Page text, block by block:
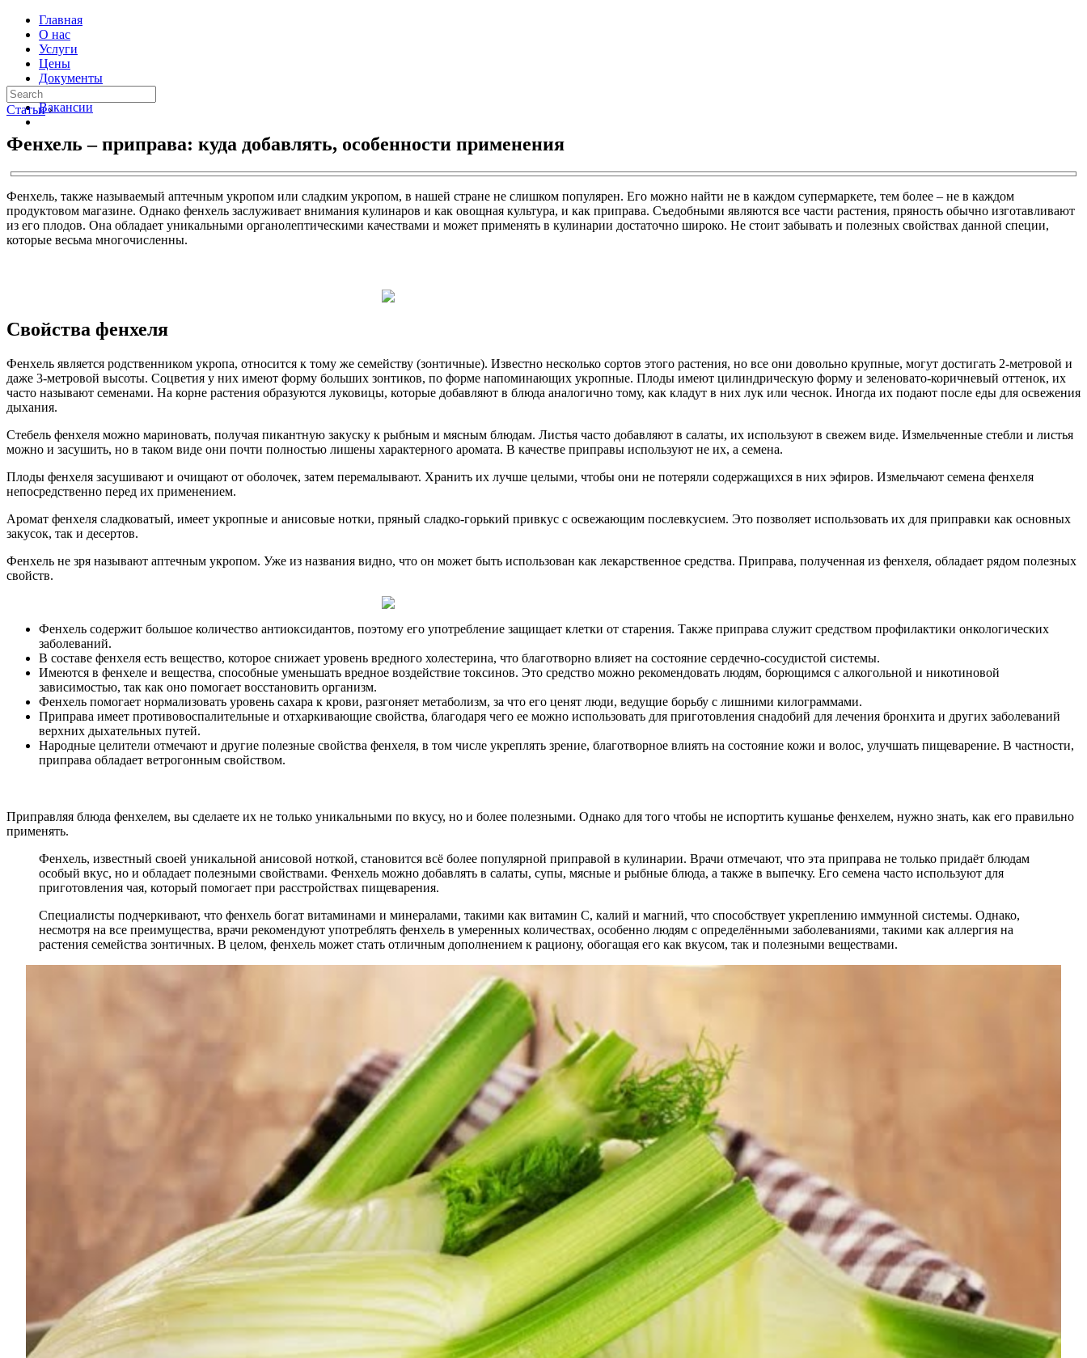
Главная
О нас
Услуги
Цены
Документы
Контакты
Вакансии
Статьи ›
Фенхель – приправа: куда добавлять, особенности применения
Фенхель, также называемый аптечным укропом или сладким укропом, в нашей стране не слишком популярен. Его можно найти не в каждом супермаркете, тем более – не в каждом
продуктовом магазине. Однако фенхель заслуживает внимания кулинаров и как овощная культура, и как приправа. Съедобными являются все части растения, пряность обычно изготавливают
из его плодов. Она обладает уникальными органолептическими качествами и может применять в кулинарии достаточно широко. Не стоит забывать и полезных свойствах данной специи,
которые весьма многочисленны.
Свойства фенхеля
Фенхель является родственником укропа, относится к тому же семейству (зонтичные). Известно несколько сортов этого растения, но все они довольно крупные, могут достигать 2-метровой и
даже 3-метровой высоты. Соцветия у них имеют форму больших зонтиков, по форме напоминающих укропные. Плоды имеют цилиндрическую форму и зеленовато-коричневый оттенок, их
часто называют семенами. На корне растения образуются луковицы, которые добавляют в блюда аналогично тому, как кладут в них лук или чеснок. Иногда их подают после еды для освежения
дыхания.
Стебель фенхеля можно мариновать, получая пикантную закуску к рыбным и мясным блюдам. Листья часто добавляют в салаты, их используют в свежем виде. Измельченные стебли и листья
можно и засушить, но в таком виде они почти полностью лишены характерного аромата. В качестве приправы используют не их, а семена.
Плоды фенхеля засушивают и очищают от оболочек, затем перемалывают. Хранить их лучше целыми, чтобы они не потеряли содержащихся в них эфиров. Измельчают семена фенхеля
непосредственно перед их применением.
Аромат фенхеля сладковатый, имеет укропные и анисовые нотки, пряный сладко-горький привкус с освежающим послевкусием. Это позволяет использовать их для приправки как основных
закусок, так и десертов.
Фенхель не зря называют аптечным укропом. Уже из названия видно, что он может быть использован как лекарственное средства. Приправа, полученная из фенхеля, обладает рядом полезных
свойств.
Фенхель содержит большое количество антиоксидантов, поэтому его употребление защищает клетки от старения. Также приправа служит средством профилактики онкологических
заболеваний.
В составе фенхеля есть вещество, которое снижает уровень вредного холестерина, что благотворно влияет на состояние сердечно-сосудистой системы.
Имеются в фенхеле и вещества, способные уменьшать вредное воздействие токсинов. Это средство можно рекомендовать людям, борющимся с алкогольной и никотиновой
зависимостью, так как оно помогает восстановить организм.
Фенхель помогает нормализовать уровень сахара к крови, разгоняет метаболизм, за что его ценят люди, ведущие борьбу с лишними килограммами.
Приправа имеет противовоспалительные и отхаркивающие свойства, благодаря чего ее можно использовать для приготовления снадобий для лечения бронхита и других заболеваний
верхних дыхательных путей.
Народные целители отмечают и другие полезные свойства фенхеля, в том числе укреплять зрение, благотворное влиять на состояние кожи и волос, улучшать пищеварение. В частности,
приправа обладает ветрогонным свойством.
Приправляя блюда фенхелем, вы сделаете их не только уникальными по вкусу, но и более полезными. Однако для того чтобы не испортить кушанье фенхелем, нужно знать, как его правильно
применять.
Фенхель, известный своей уникальной анисовой ноткой, становится всё более популярной приправой в кулинарии. Врачи отмечают, что эта приправа не только придаёт блюдам
особый вкус, но и обладает полезными свойствами. Фенхель можно добавлять в салаты, супы, мясные и рыбные блюда, а также в выпечку. Его семена часто используют для
приготовления чая, который помогает при расстройствах пищеварения.
Специалисты подчеркивают, что фенхель богат витаминами и минералами, такими как витамин C, калий и магний, что способствует укреплению иммунной системы. Однако,
несмотря на все преимущества, врачи рекомендуют употреблять фенхель в умеренных количествах, особенно людям с определёнными заболеваниями, такими как аллергия на
растения семейства зонтичных. В целом, фенхель может стать отличным дополнением к рациону, обогащая его как вкусом, так и полезными веществами.